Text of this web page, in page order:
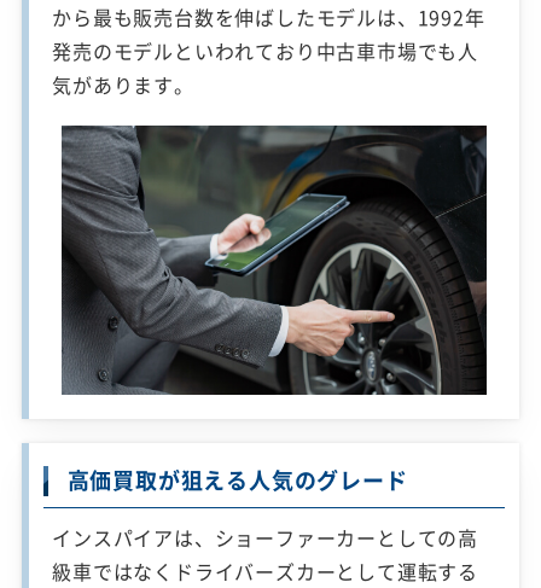
から最も販売台数を伸ばしたモデルは、1992年
発売のモデルといわれており中古車市場でも人
気があります。
高価買取が狙える人気のグレード
インスパイアは、ショーファーカーとしての高
級車ではなくドライバーズカーとして運転する